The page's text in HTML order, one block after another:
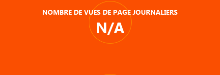
NOMBRE DE VUES DE PAGE JOURNALIERS
N/A